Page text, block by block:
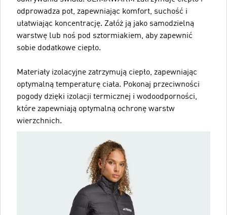
odprowadza pot, zapewniając komfort, suchość i
ułatwiając koncentrację. Załóż ją jako samodzielną
warstwę lub noś pod sztormiakiem, aby zapewnić
sobie dodatkowe ciepło.
Materiały izolacyjne zatrzymują ciepło, zapewniając
optymalną temperaturę ciała. Pokonaj przeciwności
pogody dzięki izolacji termicznej i wodoodporności,
które zapewniają optymalną ochronę warstw
wierzchnich.